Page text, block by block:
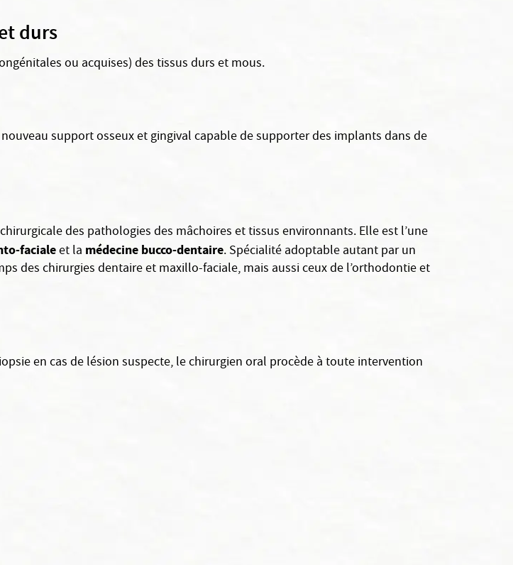
durs
ou acquises) des tissus durs et mous.
support osseux et gingival capable de supporter des implants dans de
des pathologies des mâchoires et tissus environnants. Elle est l’une
facialeet la médecine bucco-dentaire. Spécialité adoptable autant par un
des chirurgies dentaire et maxillo-faciale, mais aussi ceux de l’orthodontie et
en cas de lésion suspecte, le chirurgien oral procède à toute intervention